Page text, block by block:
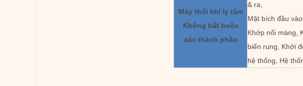
Máy thổi khí ly tâm
Không bắt buộc
các thành phần
& ra,
Mặt bích đầu
Khớp nối màng,
biến rung, Khởi
hệ thống, Hệ